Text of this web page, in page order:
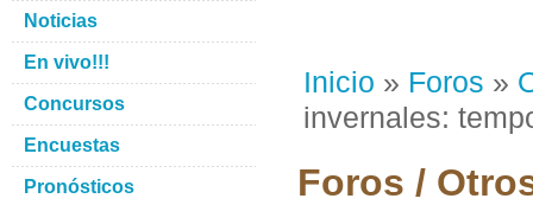
Inicio » Foros »
invernales:
Foros /
Noticias
En vivo!!!
Concursos
Encuestas
Pronósticos